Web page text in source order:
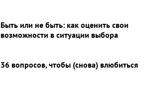
Быть или не быть: как оценить свои
возможности в ситуации выбора
36 вопросов, чтобы (снова) влюбиться